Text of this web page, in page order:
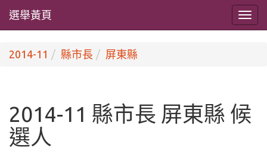
選舉黃頁
2014-11 縣市長 屏東縣
2014-11 縣市長 屏東縣 候
選人